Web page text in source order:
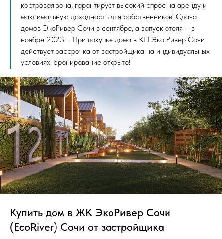
костровая зона, гарантирует высокий спрос на аренду и
максимальную доходность для собственников! Сдача
домов ЭкоРивер Сочи в сентябре, а запуск отеля – в
ноябре 2023 г. При покупке дома в КП Эко Ривер Сочи
действует рассрочка от застройщика на индивидуальных
условиях. Бронирование открыто!
Купить дом в ЖК ЭкоРивер Сочи
(EcoRiver) Сочи от застройщика